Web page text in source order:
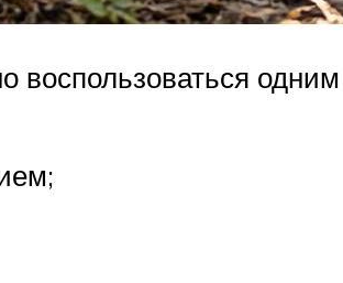
воспользоваться